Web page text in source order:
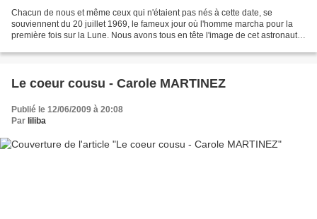
Chacun de nous et même ceux qui n'étaient pas nés à cette date, se
souviennent du 20 juillet 1969, le fameux jour où l'homme marcha pour la
première fois sur la Lune. Nous avons tous en tête l'image de cet astronaute
Le coeur cousu - Carole MARTINEZ
Publié le 12/06/2009 à 20:08
Par liliba